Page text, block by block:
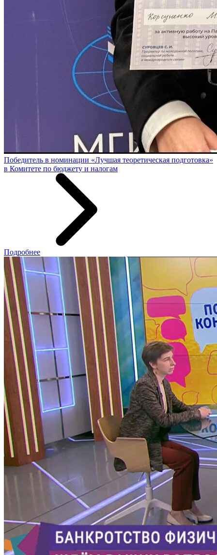
Победитель в номинации «Лучшая теоретическая подготовка»
в Комитете по бюджету и налогам
Подробнее